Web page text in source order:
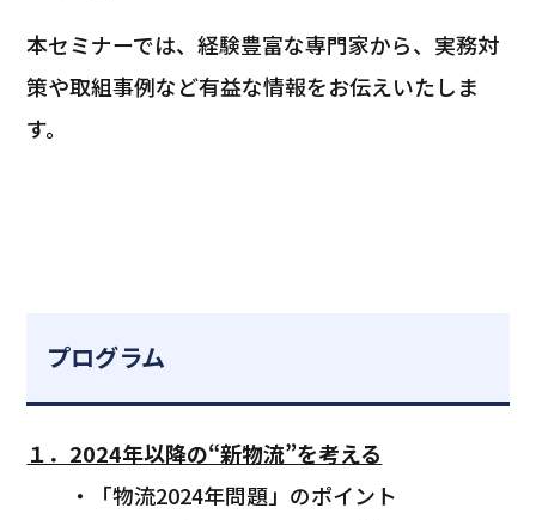
本セミナーでは、経験豊富な専門家から、実務対
策や取組事例など有益な情報をお伝えいたしま
す。
プログラム
１．2024年以降の“新物流”を考える
・「物流2024年問題」のポイント